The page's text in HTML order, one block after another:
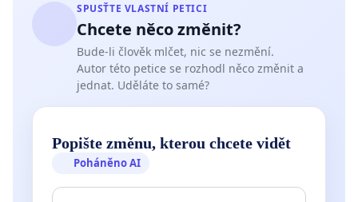
SPUSŤTE VLASTNÍ PETICI
Chcete něco změnit?
Bude-li člověk mlčet, nic se nezmění.
Autor této petice se rozhodl něco změnit a
jednat. Uděláte to samé?
Popište změnu, kterou chcete vidět
Poháněno AI